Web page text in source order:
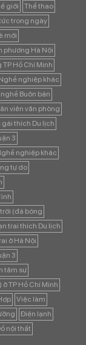
giới
Thể thao
trong ngày
mới
phương Hà Nội
Hồ Chí Minh
nghiệp khác
Buôn bán
viên văn phòng
gái thích Du lịch
3
nghiệp khác
tự do
(đá bóng
trai thích Du lịch
ở Hà Nội
3
tâm sự
TP Hồ Chí Minh
Việc làm
Điện lạnh
nội thất